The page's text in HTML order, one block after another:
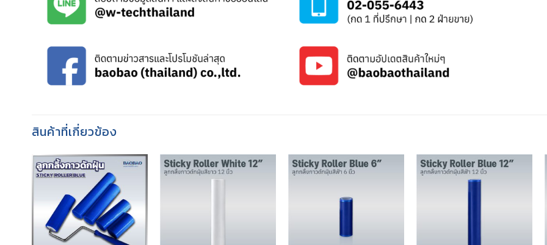
สินค้าที่เกี่ยวข้อง